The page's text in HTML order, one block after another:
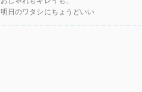
明日のワタシにちょうどいい